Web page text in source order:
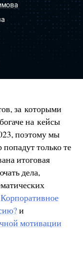
за которыми
на кейсы
поэтому мы
только те
итоговая
дела,
Корпоративное
и
мотивации